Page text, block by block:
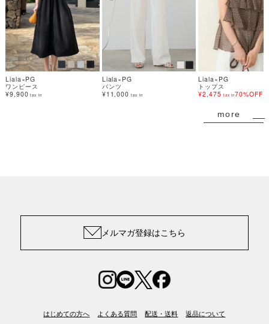
Liala×PG
ワンピース
¥9,900 tax in
Liala×PG
パンツ
¥11,000 tax in
Liala×PG
トップス
¥2,475 tax in70%OFF
more
メルマガ登録はこちら
はじめての方へ よくある質問 配送・送料 返品について